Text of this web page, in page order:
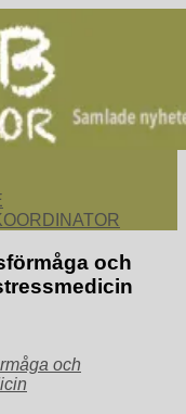
att koordinera och
i arbete.
och
och